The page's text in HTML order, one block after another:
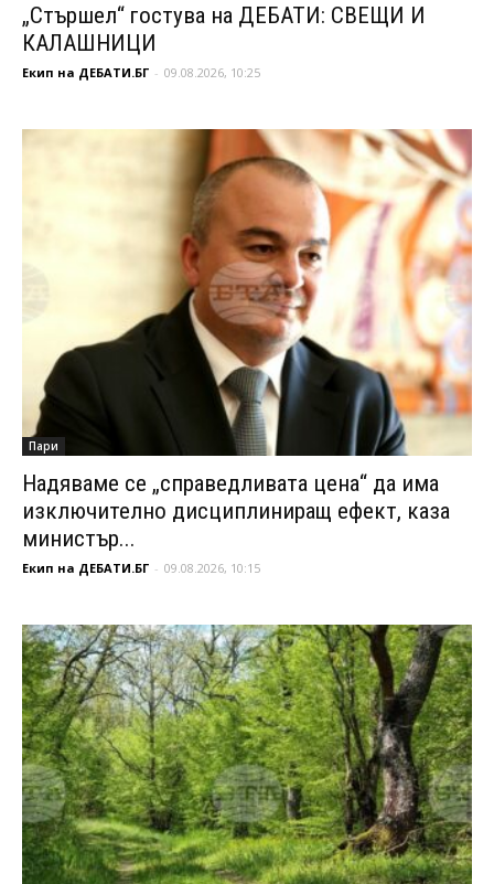
„Стършел“ гостува на ДЕБАТИ: СВЕЩИ И
КАЛАШНИЦИ
Екип на ДЕБАТИ.БГ - 09.08.2026, 10:25
Пари
Надяваме се „справедливата цена“ да има
изключително дисциплиниращ ефект, каза
министър...
Екип на ДЕБАТИ.БГ - 09.08.2026, 10:15